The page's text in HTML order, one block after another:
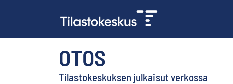
OTOS
Tilastokeskuksen julkaisut verkossa